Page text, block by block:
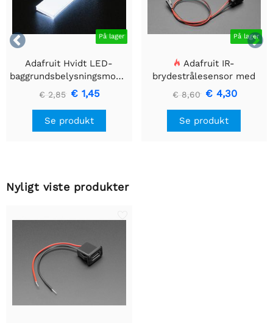

 På lager
Adafruit Hvidt LED-
baggrundsbelysningsmodul
- Lille 12mm x 40mm
€ 2,85 € 1,45
Se produkt
På lager
Adafruit IR-
brydestrålesensor med
premium ledningsstuds -
5 mm LED'er
€ 8,60 € 4,30
Se produkt
Nyligt viste produkter